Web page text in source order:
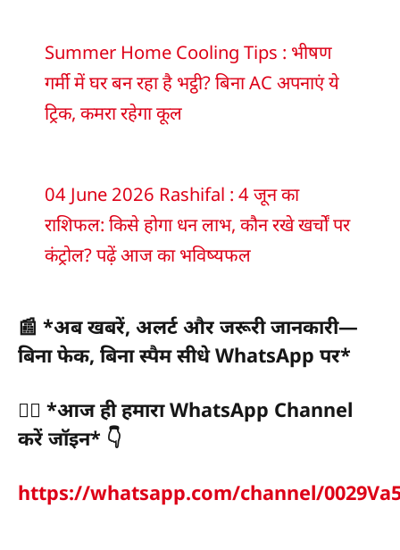
Summer Home Cooling Tips : भीषण
गर्मी में घर बन रहा है भट्ठी? बिना AC अपनाएं ये
ट्रिक, कमरा रहेगा कूल
04 June 2026 Rashifal : 4 जून का
राशिफल: किसे होगा धन लाभ, कौन रखे खर्चों पर
कंट्रोल? पढ़ें आज का भविष्यफल
📰 *अब खबरें, अलर्ट और जरूरी जानकारी—
बिना फेक, बिना स्पैम सीधे WhatsApp पर*
👉🏻 *आज ही हमारा WhatsApp Channel
करें जॉइन* 👇
https://whatsapp.com/channel/